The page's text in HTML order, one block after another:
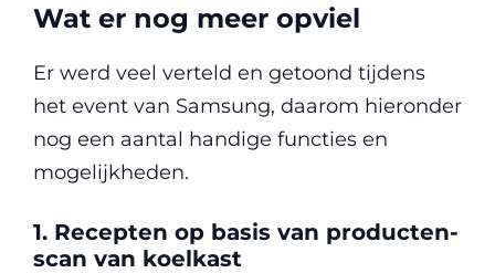
Wat er nog meer opviel
Er werd veel verteld en getoond tijdens
het event van Samsung, daarom hieronder
nog een aantal handige functies en
mogelijkheden.
1. Recepten op basis van producten-
scan van koelkast